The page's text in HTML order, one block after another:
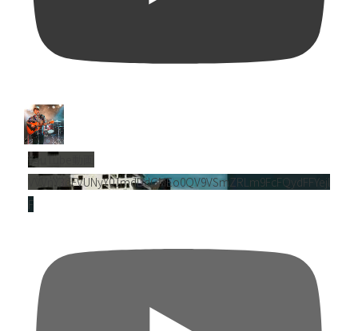
YouTube動画
VVVnY3dFVUNyY01mdDdGMEo0QV9VSmZRLm9FcFQydFFYejl
F